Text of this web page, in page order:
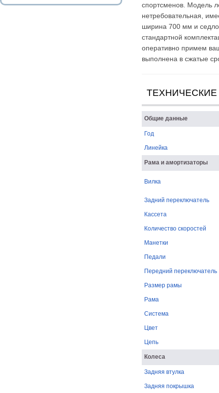
спортсменов. Модель
нетребовательная,
ширина 700 мм и седло
стандартной
оперативно примем
выполнена в сжатые
ТЕХНИЧЕСКИЕ
Общие данные
Год
Линейка
Рама и амортизаторы
Вилка
Задний переключатель
Кассета
Количество скоростей
Манетки
Педали
Передний переключатель
Размер рамы
Рама
Система
Цвет
Цепь
Колеса
Задняя втулка
Задняя покрышка